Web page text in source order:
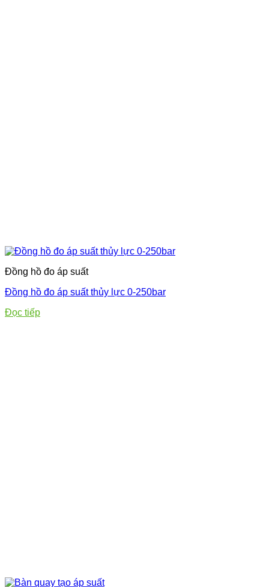
Đồng hồ đo áp suất
Đồng hồ đo áp suất thủy lực 0-250bar
Đọc tiếp